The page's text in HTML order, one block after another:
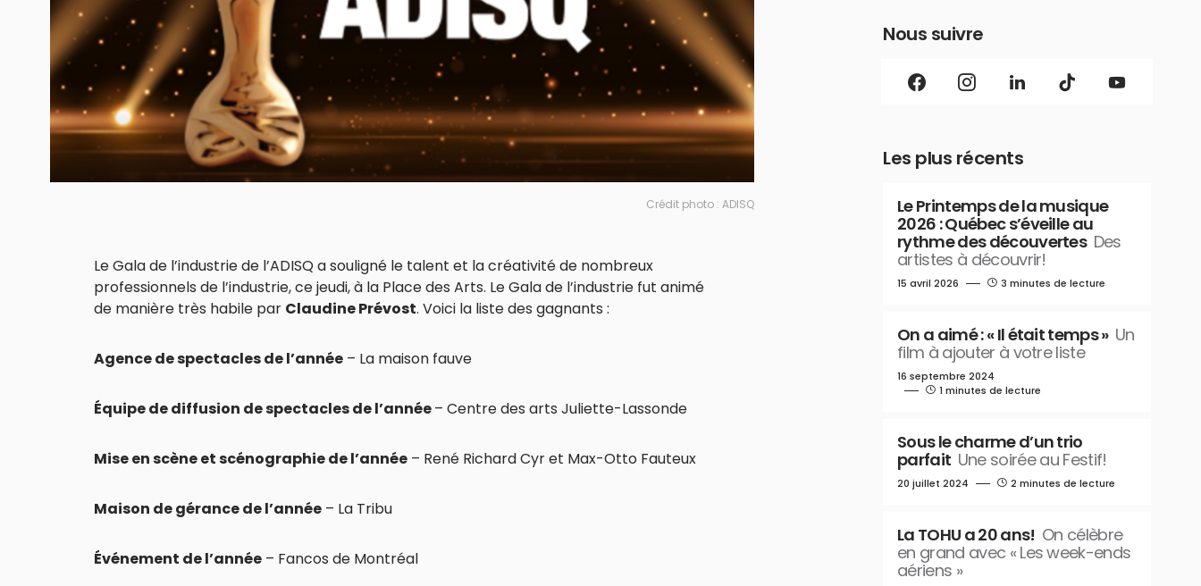
Crédit photo : ADISQ
Le Gala de l’industrie de l’ADISQ a souligné le talent et la créativité de nombreux
professionnels de l’industrie, ce jeudi, à la Place des Arts. Le Gala de l’industrie fut animé
de manière très habile par Claudine Prévost. Voici la liste des gagnants :
Agence de spectacles de l’année – La maison fauve
Équipe de diffusion de spectacles de l’année– Centre des arts Juliette-Lassonde
Mise en scène et scénographie de l’année – René Richard Cyr et Max-Otto Fauteux
Maison de gérance de l’année – La Tribu
Événement de l’année – Fancos de Montréal
Nous suivre
Les plus récents
Le Printemps de la musique
2026 : Québec s’éveille au
rythme des découvertes Des
artistes à découvrir!
15 avril 2026 3 minutes de lecture
On a aimé : « Il était temps » Un
film à ajouter à votre liste
16 septembre 2024
1 minutes de lecture
Sous le charme d’un trio
parfait Une soirée au Festif!
20 juillet 2024 2 minutes de lecture
La TOHU a 20 ans! On célèbre
en grand avec « Les week-ends
aériens »